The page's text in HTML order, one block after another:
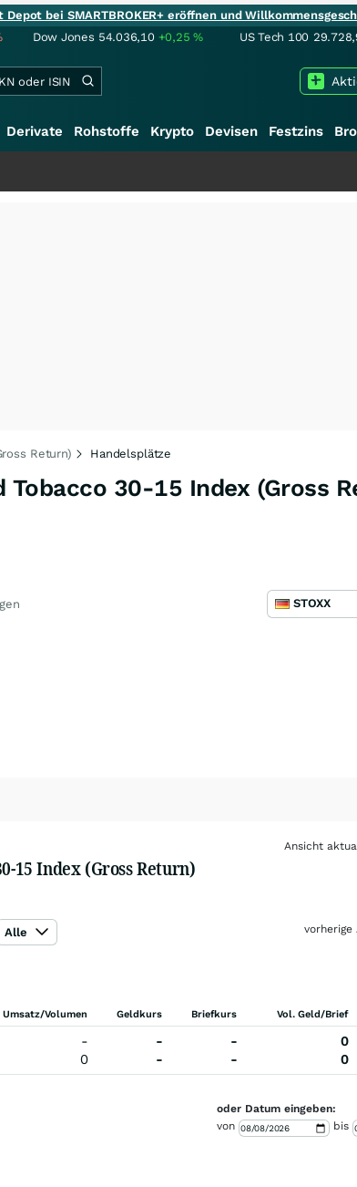
bei SMARTBROKER+ eröffnen und
Dow Jones 54.036,10 +0,25% US Tech 100
Derivate Rohstoffe Krypto Devisen Festzins
Return) Handelsplätze
Tobacco 30-15 Index (Gross
STOXX
15 Index (Gross Return)
Ansicht
Alle vorherige
Umsatz/Volumen Geldkurs Briefkurs Vol. Geld/Brief
-
0
-
-
-
-
0
0
oder Datum eingeben:
von
bis